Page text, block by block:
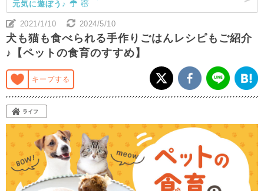
元気に遊ぼう♪ ☂ ☃
2021/1/10 2024/5/10
犬も猫も食べられる手作りごはんレシピもご紹介
♪【ペットの食育のすすめ】
キープする
ライフ